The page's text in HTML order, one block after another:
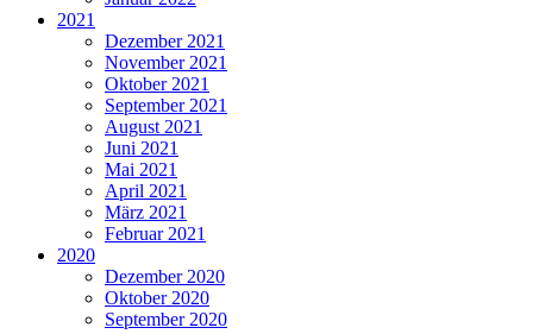
2021
Dezember 2021
November 2021
Oktober 2021
September 2021
August 2021
Juni 2021
Mai 2021
April 2021
März 2021
Februar 2021
2020
Dezember 2020
Oktober 2020
September 2020